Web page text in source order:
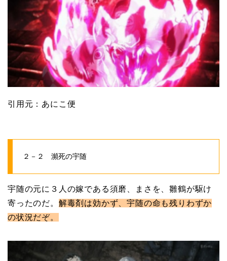
引用元：あにこ便
２－２ 瀕死の宇随
宇随の元に３人の嫁である須磨、まさを、雛鶴が駆け
寄ったのだ。 解毒剤は効かず、宇随の命も残りわずか
の状況だぞ。